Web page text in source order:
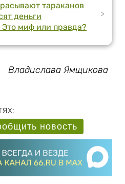
тараканов
деньги
миф или правда?
>
Владислава Ямщикова
новость